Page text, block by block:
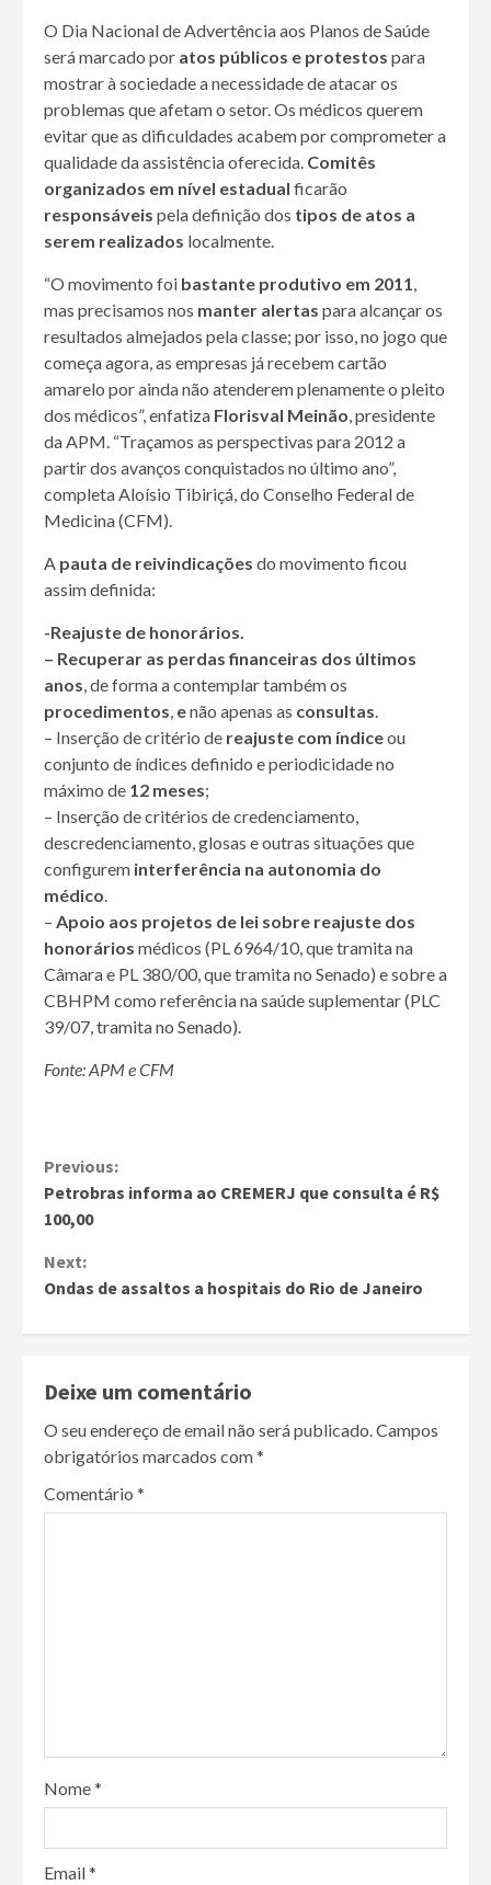
O Dia Nacional de Advertência aos Planos de Saúde
será marcado por atos públicos e protestos para
mostrar à sociedade a necessidade de atacar os
problemas que afetam o setor. Os médicos querem
evitar que as dificuldades acabem por comprometer a
qualidade da assistência oferecida. Comitês
organizados em nível estadual ficarão
responsáveis pela definição dos tipos de atos a
serem realizados localmente.
“O movimento foi bastante produtivo em 2011,
mas precisamos nos manter alertas para alcançar os
resultados almejados pela classe; por isso, no jogo que
começa agora, as empresas já recebem cartão
amarelo por ainda não atenderem plenamente o pleito
dos médicos”, enfatiza Florisval Meinão, presidente
da APM. “Traçamos as perspectivas para 2012 a
partir dos avanços conquistados no último ano”,
completa Aloísio Tibiriçá, do Conselho Federal de
Medicina (CFM).
A pauta de reivindicações do movimento ficou
assim definida:
-Reajuste de honorários.
– Recuperar as perdas financeiras dos últimos
anos, de forma a contemplar também os
procedimentos, enão apenas as consultas.
– Inserção de critério de reajuste com índiceou
conjunto de índices definido e periodicidade no
máximo de 12 meses;
– Inserção de critérios de credenciamento,
descredenciamento, glosas e outras situações que
configurem interferência na autonomia do
médico.
– Apoio aos projetos de lei sobre reajuste dos
honorários médicos (PL 6964/10, que tramita na
Câmara e PL 380/00, que tramita no Senado) e sobre a
CBHPM como referência na saúde suplementar (PLC
39/07, tramita no Senado).
Fonte: APM e CFM
Continue
Reading
Previous:
Petrobras informa ao CREMERJ que consulta é R$
100,00
Next:
Ondas de assaltos a hospitais do Rio de Janeiro
Deixe um comentário
O seu endereço de email não será publicado.Campos
obrigatórios marcados com*
Comentário *
Nome*
Email*